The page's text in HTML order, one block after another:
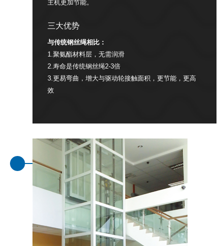
主机更加节能。
三大优势
与传统钢丝绳相比：
1.聚氨酯材料层，无需润滑
2.寿命是传统钢丝绳2-3倍
3.更易弯曲，增大与驱动轮接触面积，更节能，更高
效